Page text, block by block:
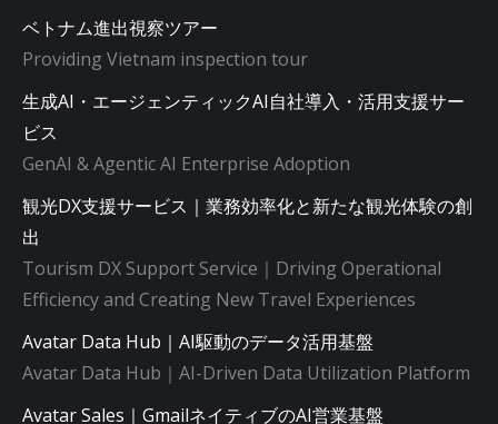
ベトナム進出視察ツアー
Providing Vietnam inspection tour
生成AI・エージェンティックAI自社導入・活用支援サー
ビス
GenAI & Agentic AI Enterprise Adoption
観光DX支援サービス｜業務効率化と新たな観光体験の創
出
Tourism DX Support Service｜Driving Operational
Efficiency and Creating New Travel Experiences
Avatar Data Hub｜AI駆動のデータ活用基盤
Avatar Data Hub｜AI-Driven Data Utilization Platform
Avatar Sales｜GmailネイティブのAI営業基盤